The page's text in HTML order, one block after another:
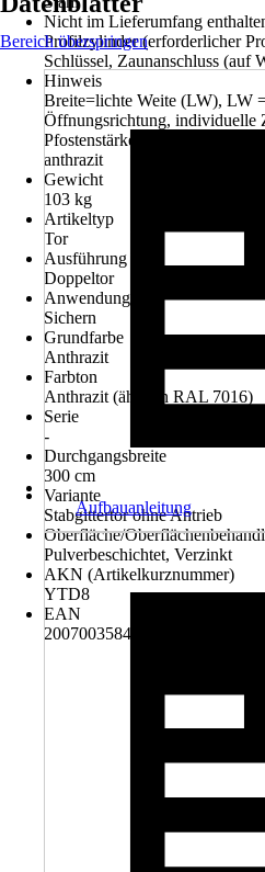
Nicht im Lieferumfang
Profilzylinder (erforderlicher
Schlüssel, Zaunanschluss (auf
Hinweis
Breite=lichte Weite (LW), LW
Öffnungsrichtung, individuelle
Pfostenstärke 80x80 mm,
anthrazit
Gewicht
103 kg
Artikeltyp
Tor
Ausführung
Doppeltor
Anwendung
Sichern
Grundfarbe
Anthrazit
Farbton
Anthrazit (ähnlich RAL 7016)
Serie
-
Durchgangsbreite
300 cm
Variante
Stabgittertor ohne Antrieb
Oberfläche/
Pulverbeschichtet, Verzinkt
AKN (Artikelkurznummer)
YTD8
EAN
2007003584566,
Bereich überspringen
Aufbauanleitung